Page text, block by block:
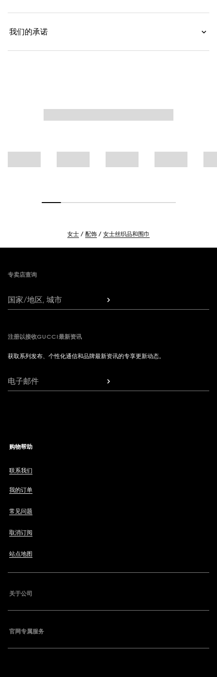
我们的承诺
女士 配饰 女士丝织品和围巾
专卖店查询
国家/地区, 城市
注册以接收GUCCI最新资讯
获取系列发布、个性化通信和品牌最新资讯的专享更新动态。
电子邮件
购物帮助
联系我们
我的订单
常见问题
取消订阅
站点地图
关于公司
官网专属服务